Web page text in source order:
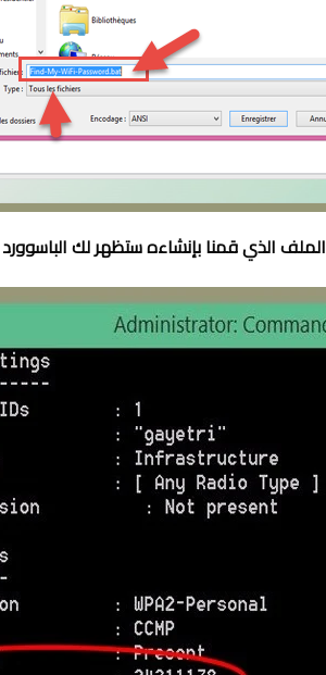
الملف الذي قمنا بإنشاءه ستظهر لك